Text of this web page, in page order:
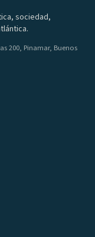
sociedad,
200, Pinamar, Buenos